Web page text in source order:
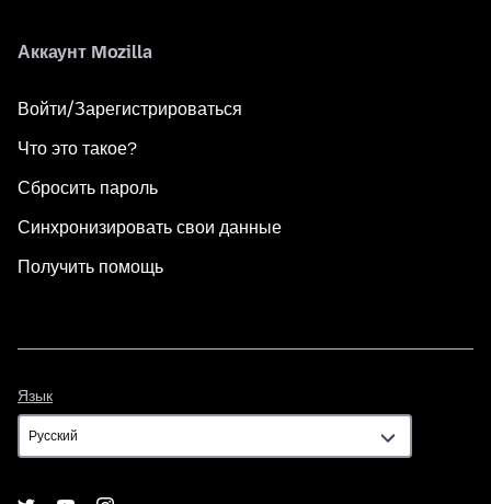
Аккаунт Mozilla
Войти/Зарегистрироваться
Что это такое?
Сбросить пароль
Синхронизировать свои данные
Получить помощь
Язык